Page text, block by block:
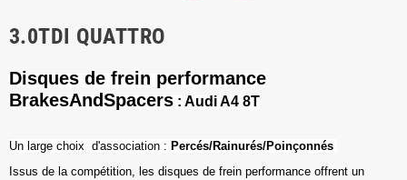
3.0TDI QUATTRO
Disques de frein performance
BrakesAndSpacers : Audi A4 8T
Un l arge choix d'association : Percés/Rainurés/Poinçonnés
Issus de la compétition, les disques de frein performance offrent un